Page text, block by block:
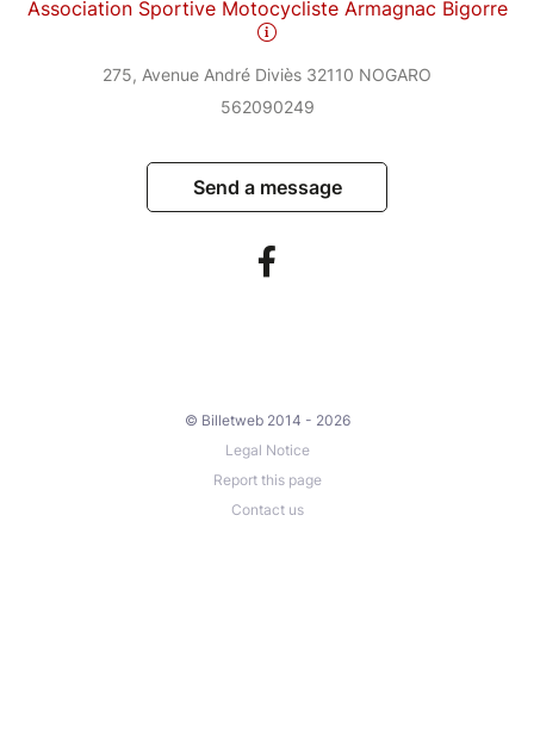
Association Sportive Motocycliste Armagnac Bigorre
275, Avenue André Diviès 32110 NOGARO
562090249
Send a message
© Billetweb 2014 - 2026
Legal Notice
Report this page
Contact us